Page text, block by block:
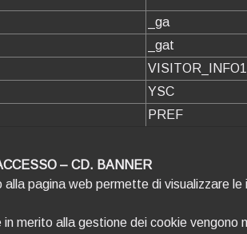
_ga
_gat
YSC
PREF
– CD. BANNER
alla pagina web permette di visualizzare
merito alla gestione dei cookie